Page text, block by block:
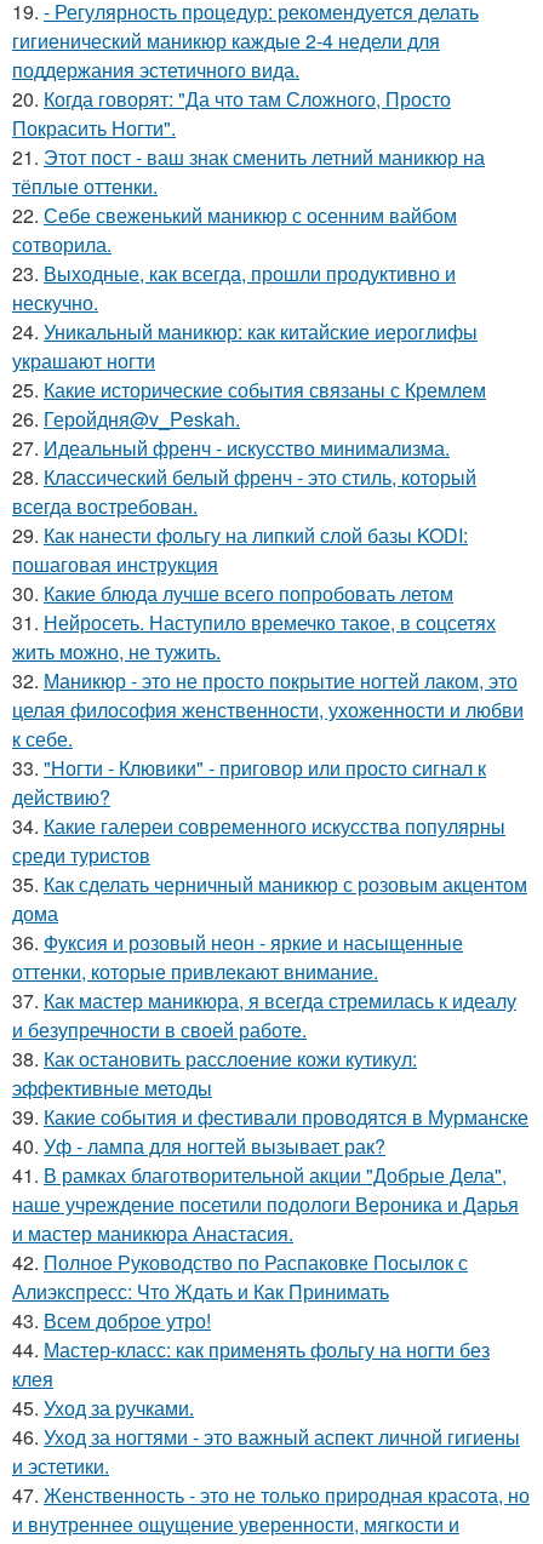
19. - Регулярность процедур: рекомендуется делать
гигиенический маникюр каждые 2-4 недели для
поддержания эстетичного вида.
20. Когда говорят: "Да что там Сложного, Просто
Покрасить Ногти".
21. Этот пост - ваш знак сменить летний маникюр на
тёплые оттенки.
22. Себе свеженький маникюр с осенним вайбом
сотворила.
23. Выходные, как всегда, прошли продуктивно и
нескучно.
24. Уникальный маникюр: как китайские иероглифы
украшают ногти
25. Какие исторические события связаны с Кремлем
26. Геройдня@v_Peskah.
27. Идеальный френч - искусство минимализма.
28. Классический белый френч - это стиль, который
всегда востребован.
29. Как нанести фольгу на липкий слой базы KODI:
пошаговая инструкция
30. Какие блюда лучше всего попробовать летом
31. Нейросеть. Наступило времечко такое, в соцсетях
жить можно, не тужить.
32. Маникюр - это не просто покрытие ногтей лаком, это
целая философия женственности, ухоженности и любви
к себе.
33. "Ногти - Клювики" - приговор или просто сигнал к
действию?
34. Какие галереи современного искусства популярны
среди туристов
35. Как сделать черничный маникюр с розовым акцентом
дома
36. Фуксия и розовый неон - яркие и насыщенные
оттенки, которые привлекают внимание.
37. Как мастер маникюра, я всегда стремилась к идеалу
и безупречности в своей работе.
38. Как остановить расслоение кожи кутикул:
эффективные методы
39. Какие события и фестивали проводятся в Мурманске
40. Уф - лампа для ногтей вызывает рак?
41. В рамках благотворительной акции "Добрые Дела",
наше учреждение посетили подологи Вероника и Дарья
и мастер маникюра Анастасия.
42. Полное Руководство по Распаковке Посылок с
Алиэкспресс: Что Ждать и Как Принимать
43. Всем доброе утро!
44. Мастер-класс: как применять фольгу на ногти без
клея
45. Уход за ручками.
46. Уход за ногтями - это важный аспект личной гигиены
и эстетики.
47. Женственность - это не только природная красота, но
и внутреннее ощущение уверенности, мягкости и